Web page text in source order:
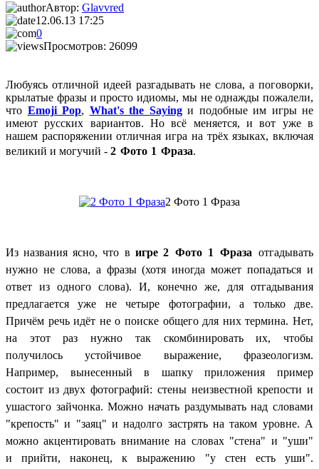
Автор: Glavvred
12.06.13 17:25
0
Просмотров: 26099
Любуясь отличной идеей разгадывать не слова, а поговорки,
крылатые фразы и просто идиомы, мы не однажды пожалели,
что Emoji Pop, What's the Sayingи подобные им игры не
имеют русских вариантов. Но всё меняется, и вот уже в
нашем распоряжении отличная игра на трёх языках, включая
великий и могучий - 2 Фото 1 Фраза.
2 Фото 1 Фраза
Из названия ясно, что в игре 2 Фото 1 Фраза отгадывать
нужно не слова, а фразы (хотя иногда может попадаться и
ответ из одного слова). И, конечно же, для отгадывания
предлагается уже не четыре фотографии, а только две.
Причём речь идёт не о поиске общего для них термина. Нет,
на этот раз нужно так скомбинировать их, чтобы
получилось устойчивое выражение, фразеологизм.
Например, вынесенный в шапку приложения пример
состоит из двух фотографий: стены неизвестной крепости и
ушастого зайчонка. Можно начать раздумывать над словами
"крепость" и "заяц" и надолго застрять на таком уровне. А
можно акцентировать внимание на словах "стена" и "уши"
и прийти, наконец, к выражению "у стен есть уши".